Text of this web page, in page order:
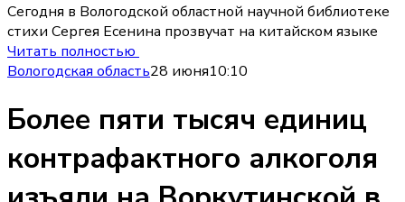
Сегодня в Вологодской областной научной библиотеке
стихи Сергея Есенина прозвучат на китайском языке
Читать полностью
Вологодская область28 июня10:10
Более пяти тысяч единиц
контрафактного алкоголя